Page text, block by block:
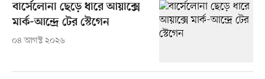
বার্সেলোনা ছেড়ে ধারে আয়াক্সে
মার্ক-আন্দ্রে টের স্টেগেন
০৪ আগস্ট ২০২৬